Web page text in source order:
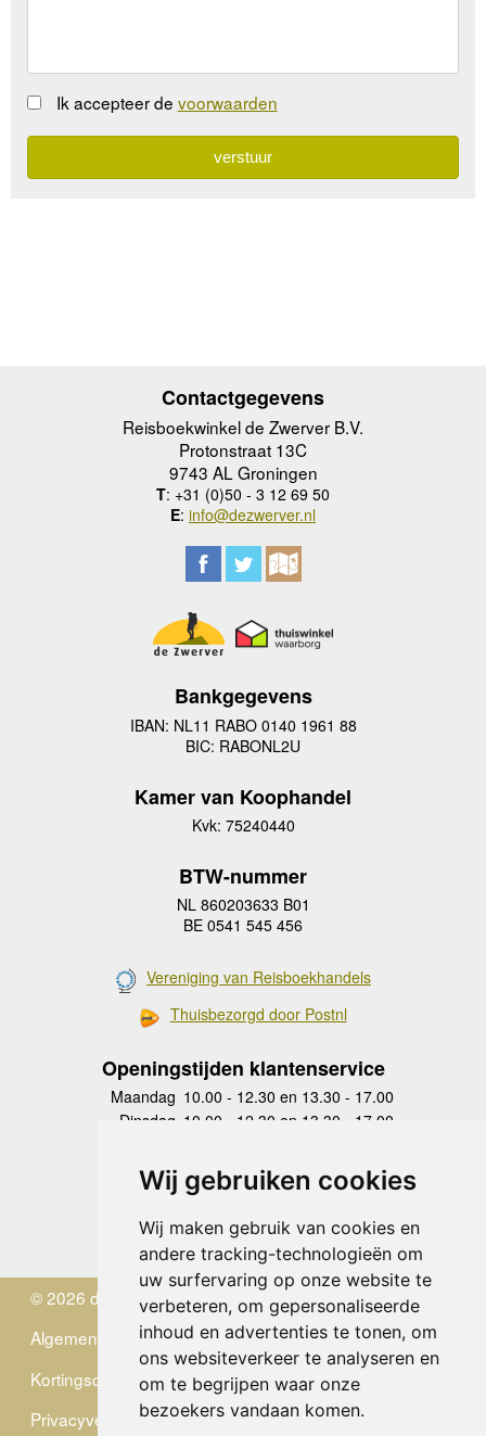
Wij gebruiken cookies
Wij maken gebruik van cookies en
andere tracking-technologieën om
uw surfervaring op onze website te
verbeteren, om gepersonaliseerde
inhoud en advertenties te tonen, om
ons websiteverkeer te analyseren en
om te begrijpen waar onze
bezoekers vandaan komen.
Ik accepteer de voorwaarden
Contactgegevens
Reisboekwinkel de Zwerver B.V.
Protonstraat 13C
9743 AL Groningen
T: +31 (0)50 - 3 12 69 50
E: info@dezwerver.nl
Bankgegevens
IBAN: NL11 RABO 0140 1961 88
BIC: RABONL2U
Kamer van Koophandel
Kvk: 75240440
BTW-nummer
NL 860203633 B01
BE 0541 545 456
Vereniging van Reisboekhandels
Thuisbezorgd door Postnl
Openingstijden klantenservice
Maandag 10.00 - 12.30 en 13.30 - 17.00
Dinsdag 10.00 - 12.30 en 13.30 - 17.00
Donderdag
10.00 - 12.30 en 13.30 - 17.00
Vrijdag 10.00 - 12.30 en 13.30 - 17.00
Zaterdag
gesloten
Zondag gesloten
© 2026 de Zwerver
Algemene Voorwaarden
Kortingscode
Privacyverklaring